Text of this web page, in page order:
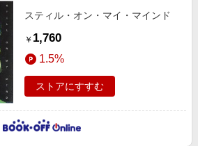
スティル・オン・マイ・マインド
￥ 1,760
1.5%
ストアにすすむ